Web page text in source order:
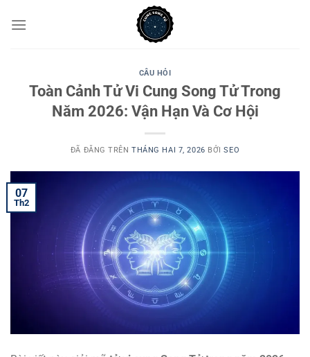
đến
CÂU HỎI
Toàn Cảnh Tử Vi Cung Song Tử Trong
Năm 2026: Vận Hạn Và Cơ Hội
ĐÃ ĐĂNG TRÊNTHÁNG HAI 7, 2026 BỞISEO
07
Th2